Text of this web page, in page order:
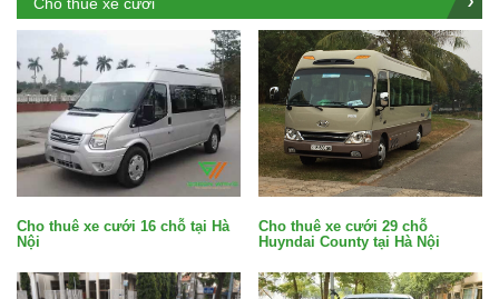
Cho thuê xe cưới 16 chỗ tại Hà
Nội
Cho thuê xe cưới 29 chỗ
Huyndai County tại Hà Nội